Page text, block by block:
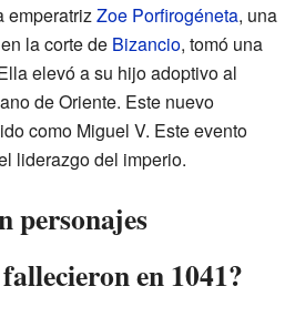
emperatriz Zoe Porfirogéneta, una
la corte de Bizancio, tomó una
elevó a su hijo adoptivo al
de Oriente. Este nuevo
como Miguel V. Este evento
liderazgo del imperio.
personajes
en 1041?